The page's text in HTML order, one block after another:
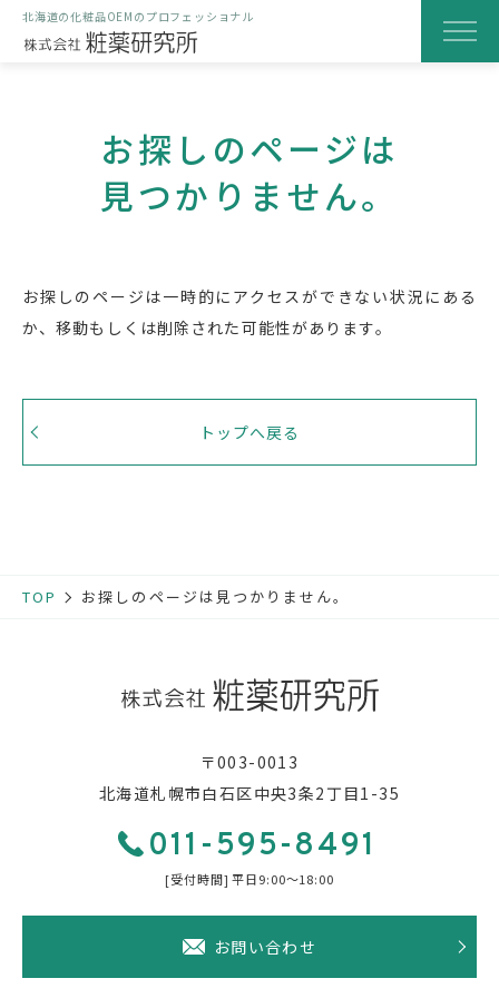
北海道の化粧品OEMのプロフェッショナル
当社の特徴
研究・開発の取り組み
製品化までの流れ
会社案内
採用情報
[受付時間] 平日9:00〜18:00
お問い合わせ
お探しのページは
見つかりません。
お探しのページは一時的にアクセスができない状況にある
か、移動もしくは削除された可能性があります。
トップへ戻る
TOP お探しのページは見つかりません。
〒003-0013
北海道札幌市白石区中央3条2丁目1-35
011-595-8491
[受付時間] 平日9:00〜18:00
お問い合わせ